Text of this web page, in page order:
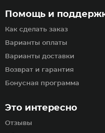
Помощь и
Как сделать заказ
Варианты оплаты
Варианты доставки
Возврат и гарантия
Бонусная программа
Это интересно
Отзывы